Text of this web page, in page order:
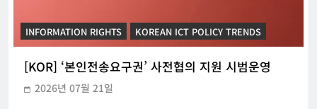
INFORMATION RIGHTS KOREAN ICT POLICY TRENDS
[KOR] ‘본인전송요구권’ 사전협의 지원 시범운영
2026년 07월 21일